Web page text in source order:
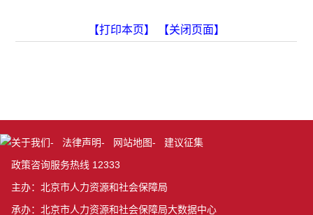
【打印本页】 【关闭页面】
关于我们- 法律声明- 网站地图- 建议征集
政策咨询服务热线 12333
主办：北京市人力资源和社会保障局
承办：北京市人力资源和社会保障局大数据中心